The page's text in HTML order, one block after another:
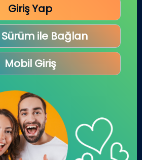
Giriş Yap
Sürüm ile Bağlan
Mobil Giriş